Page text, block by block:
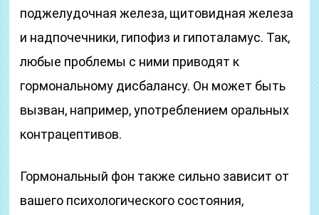
поджелудочная железа, щитовидная железа
и надпочечники, гипофиз и гипоталамус. Так,
любые проблемы с ними приводят к
гормональному дисбалансу. Он может быть
вызван, например, употреблением оральных
контрацептивов.
Гормональный фон также сильно зависит от
вашего психологического состояния,